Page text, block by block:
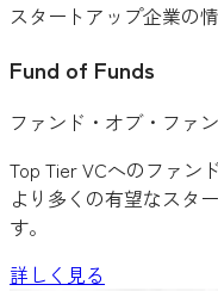
スタートアップ企業の
Fund of Funds
ファンド・オブ・ファ
Top Tier VCへのファン
より多くの有望なスタ
す。
詳しく見る